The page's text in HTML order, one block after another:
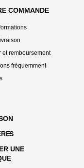
COMMANDE
et remboursement
fréquemment
S
UNE